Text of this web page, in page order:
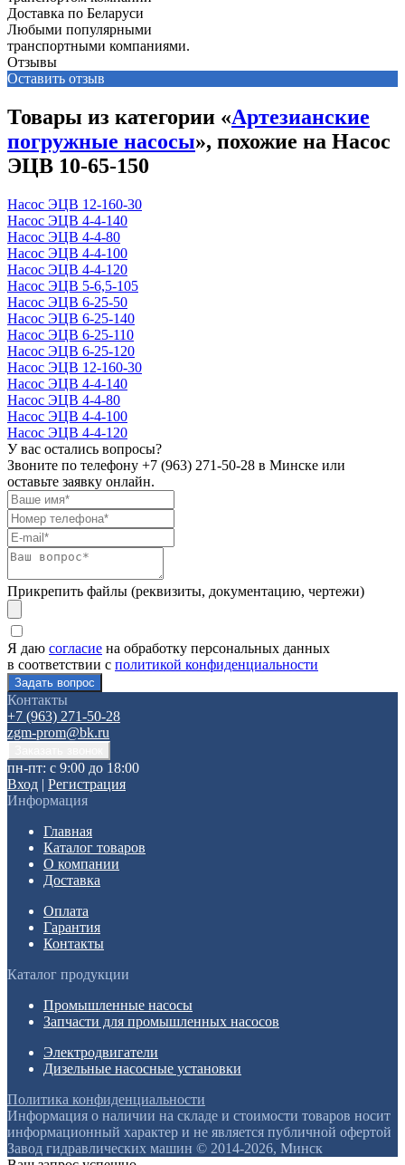
Доставка по Беларуси
Любыми популярными
транспортными компаниями.
Отзывы
Оставить отзыв
Товары из категории «Артезианские
погружные насосы», похожие на Насос
ЭЦВ 10-65-150
Насос ЭЦВ 12-160-30
Насос ЭЦВ 4-4-140
Насос ЭЦВ 4-4-80
Насос ЭЦВ 4-4-100
Насос ЭЦВ 4-4-120
Насос ЭЦВ 5-6,5-105
Насос ЭЦВ 6-25-50
Насос ЭЦВ 6-25-140
Насос ЭЦВ 6-25-110
Насос ЭЦВ 6-25-120
Насос ЭЦВ 12-160-30
Насос ЭЦВ 4-4-140
Насос ЭЦВ 4-4-80
Насос ЭЦВ 4-4-100
Насос ЭЦВ 4-4-120
У вас остались вопросы?
Звоните по телефону +7 (963) 271-50-28 в Минске или
оставьте заявку онлайн.
Прикрепить файлы (реквизиты, документацию, чертежи)
Я даю согласие на обработку персональных данных
в соответствии с политикой конфиденциальности
Контакты
+7 (963) 271-50-28
zgm-prom@bk.ru
пн-пт: с 9:00 до 18:00
Вход | Регистрация
Информация
Главная
Каталог товаров
О компании
Доставка
Оплата
Гарантия
Контакты
Каталог продукции
Промышленные насосы
Запчасти для промышленных насосов
Электродвигатели
Дизельные насосные установки
Политика конфиденциальности
Информация о наличии на складе и стоимости товаров носит
информационный характер и не является публичной офертой
Завод гидравлических машин © 2014-2026, Минск